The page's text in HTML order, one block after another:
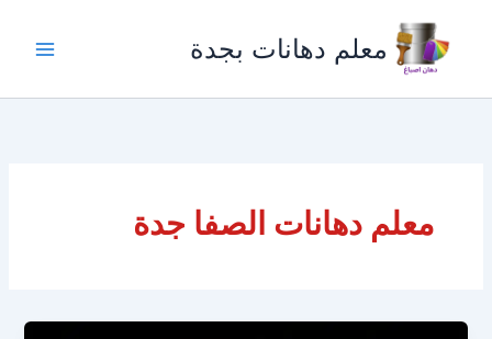
المحتوى
معلم دهانات بجدة
معلم دهانات الصفا جدة